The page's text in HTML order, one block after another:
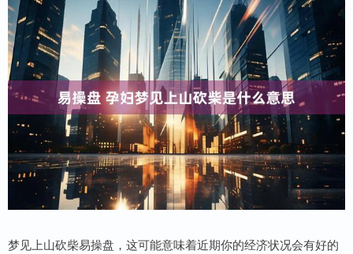
梦见上山砍柴易操盘，这可能意味着近期你的经济状况会有好的